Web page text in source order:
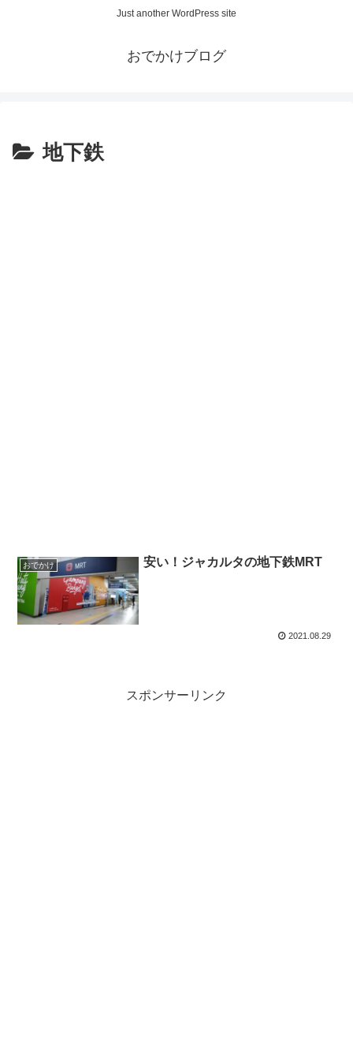
Just another WordPress site
おでかけブログ
地下鉄
おでかけ 安い！ジャカルタの地下鉄MRT
2021.08.29
スポンサーリンク